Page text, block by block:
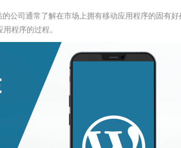
公司通常了解在市场上拥有移动应用程序的固有
程序的过程。